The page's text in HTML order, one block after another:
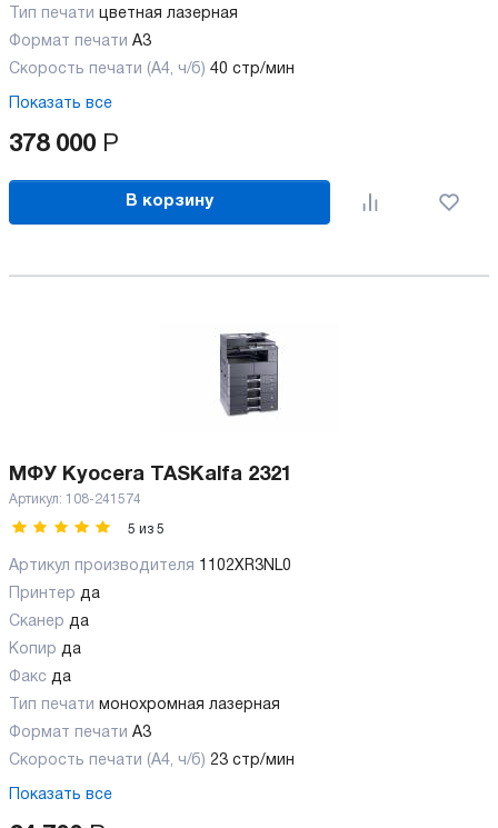
Тип печати цветная лазерная
Формат печати A3
Скорость печати (А4, ч/б) 40 стр/мин
Показать все
378 000 Р
В корзину
МФУ Kyocera TASKalfa 2321
Артикул: 108-241574
5 из 5
Артикул производителя
1102XR3NL0
Принтер да
Сканер да
Копир да
Факс да
Тип печати
монохромная лазерная
Формат печати A3
Скорость печати (А4, ч/б) 23 стр/мин
Показать все